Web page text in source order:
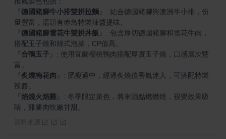
德國豬腳牛小排雙拼拉麵
: 結合德國豬腳與澳洲牛小排，份
德國豬腳雪花牛雙拼丼飯
: 包含厚切德國豬腳和雪花牛肉，
合鴨玉子
: 使用宜蘭櫻桃鴨肉搭配厚實玉子燒，口感層次豐
炙燒梅花肉
: 肥瘦適中，經過炙燒後香氣迷人，可搭配特製
焰燒火焰雞
: 冬季限定菜色，將米酒點燃燃燒，視覺效果吸
睛，雞腿肉軟嫩甘甜。